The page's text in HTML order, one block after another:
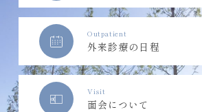
Outpatient
外来診療の日程
Visit
面会について